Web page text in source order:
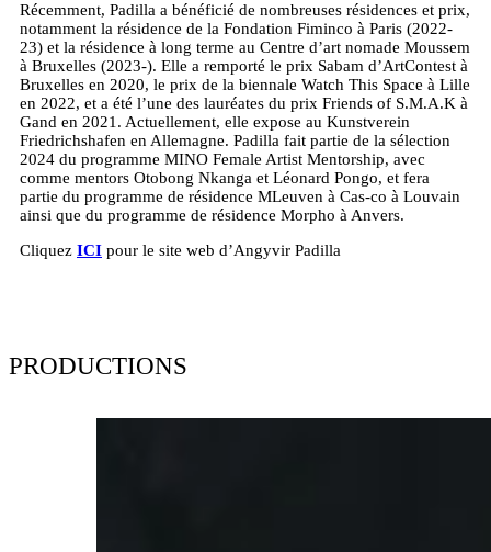
Récemment, Padilla a bénéficié de nombreuses résidences et prix,
notamment la résidence de la Fondation Fiminco à Paris (2022-
23) et la résidence à long terme au Centre d’art nomade Moussem
à Bruxelles (2023-). Elle a remporté le prix Sabam d’ArtContest à
Bruxelles en 2020, le prix de la biennale Watch This Space à Lille
en 2022, et a été l’une des lauréates du prix Friends of S.M.A.K à
Gand en 2021. Actuellement, elle expose au Kunstverein
Friedrichshafen en Allemagne. Padilla fait partie de la sélection
2024 du programme MINO Female Artist Mentorship, avec
comme mentors Otobong Nkanga et Léonard Pongo, et fera
partie du programme de résidence MLeuven à Cas-co à Louvain
ainsi que du programme de résidence Morpho à Anvers.
Cliquez ICI pour le site web d’Angyvir Padilla
PRODUCTIONS